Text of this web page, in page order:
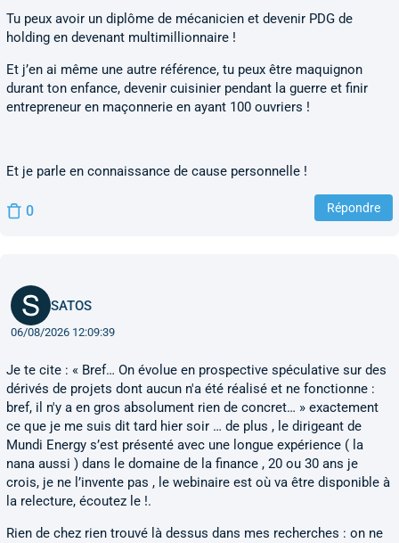
Tu peux avoir un diplôme de mécanicien et devenir PDG de
holding en devenant multimillionnaire !
Et j’en ai même une autre référence, tu peux être maquignon
durant ton enfance, devenir cuisinier pendant la guerre et finir
entrepreneur en maçonnerie en ayant 100 ouvriers !
Et je parle en connaissance de cause personnelle !
0 Répondre
SATOS
06/08/2026 12:09:39
Je te cite : « Bref… On évolue en prospective spéculative sur des
dérivés de projets dont aucun n'a été réalisé et ne fonctionne :
bref, il n'y a en gros absolument rien de concret… » exactement
ce que je me suis dit tard hier soir … de plus , le dirigeant de
Mundi Energy s’est présenté avec une longue expérience ( la
nana aussi ) dans le domaine de la finance , 20 ou 30 ans je
crois, je ne l’invente pas , le webinaire est où va être disponible à
la relecture, écoutez le !.
Rien de chez rien trouvé là dessus dans mes recherches : on ne